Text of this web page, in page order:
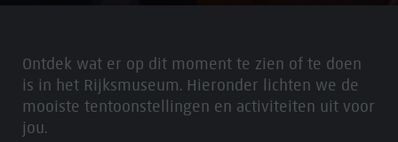
Ontdek wat er op dit moment te zien of te doen
is in het Rijksmuseum. Hieronder lichten we de
mooiste tentoonstellingen en activiteiten uit voor
jou.